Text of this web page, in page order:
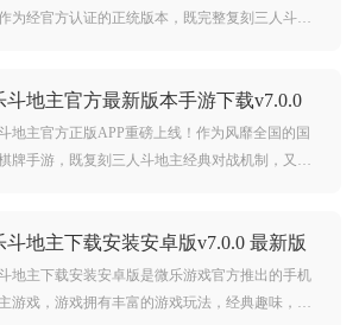
为经官方认证的正统版本，既完整复刻三人斗地
经典规则的老玩家，还是想安心尝鲜的新手，都
纯粹的棋牌竞技乐趣！
斗地主官方最新版本手游下载v7.0.0
版地主官方正版APP重磅上线！作为风靡全国的国
牌手游，既复刻三人斗地主经典对战机制，又创
爱经典规则的老玩家，还是追求新鲜刺激的新
能解锁随时随地的棋牌竞技乐趣！
斗地主下载安装安卓版v7.0.0 最新版
地主下载安装安卓版是微乐游戏官方推出的手机
游戏，游戏拥有丰富的游戏玩法，经典趣味，真